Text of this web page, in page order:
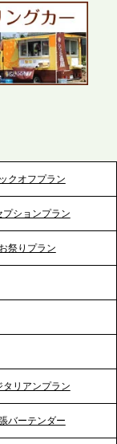
地拠点を活
のセカンド
セカンド
が会話のス
クオフプラン
プションプラン
お祭りプラン
タリアンプラン
バーテンダー